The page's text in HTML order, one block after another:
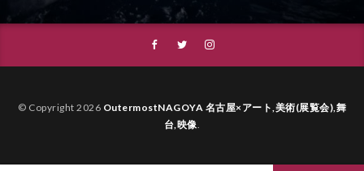
© Copyright 2026 OutermostNAGOYA 名古屋×アート,美術(展覧会),舞
台,映像.